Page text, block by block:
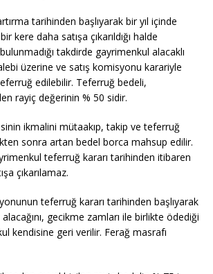
tarihinden başlıyarak bir yıl içinde
kere daha satışa çıkarıldığı halde
takdirde gayrimenkul alacaklı
üzerine ve satış komisyonu karariyle
edilebilir. Teferruğ bedeli,
rayiç değerinin % 50 sidir.
ikmalini mütaakıp, takip ve teferruğ
sonra artan bedel borca mahsup edilir.
teferruğ kararı tarihinden itibaren
çıkarılamaz.
teferruğ kararı tarihinden başlıyarak
gecikme zamları ile birlikte ödediği
kendisine geri verilir. Ferağ masrafı